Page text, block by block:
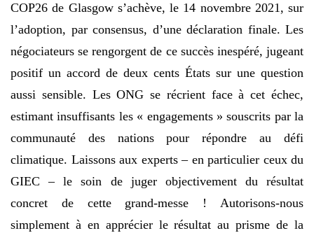
COP26 de Glasgow s’achève, le 14 novembre 2021, sur
l’adoption, par consensus, d’une déclaration finale. Les
négociateurs se rengorgent de ce succès inespéré, jugeant
positif un accord de deux cents États sur une question
aussi sensible. Les ONG se récrient face à cet échec,
estimant insuffisants les « engagements » souscrits par la
communauté des nations pour répondre au défi
climatique. Laissons aux experts – en particulier ceux du
GIEC – le soin de juger objectivement du résultat
concret de cette grand-messe ! Autorisons-nous
simplement à en apprécier le résultat au prisme de la